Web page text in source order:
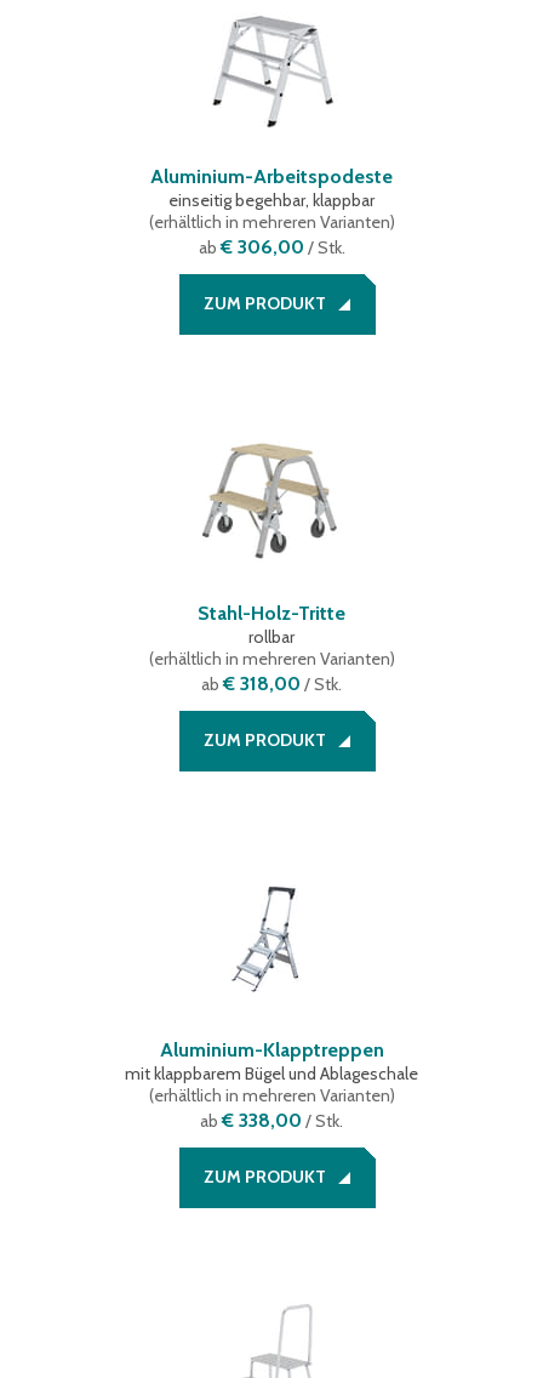
Aluminium-Arbeitspodeste
einseitig begehbar, klappbar
(erhältlich in mehreren Varianten)
ab€ 306,00 / Stk.
ZUM PRODUKT
Stahl-Holz-Tritte
rollbar
(erhältlich in mehreren Varianten)
ab€ 318,00 / Stk.
ZUM PRODUKT
Aluminium-Klapptreppen
mit klappbarem Bügel und Ablageschale
(erhältlich in mehreren Varianten)
ab€ 338,00 / Stk.
ZUM PRODUKT